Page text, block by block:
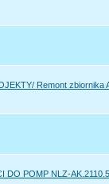
Remont zbiornika
DO POMP NLZ-